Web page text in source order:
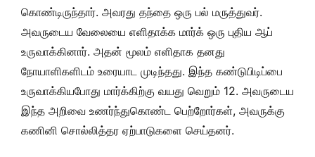
கொண்டிருந்தார். அவரது தந்தை ஒரு பல் மருத்துவர்.
அவருடைய வேலையை எளிதாக்க மார்க் ஒரு புதிய ஆப்
உருவாக்கினார். அதன் மூலம் எளிதாக தனது
நோயாளிகளிடம் உரையாட முடிந்தது. இந்த கண்டுபிடிப்பை
உருவாக்கியபோது மார்க்கிற்கு வயது வெறும் 12. அவருடைய
இந்த அறிவை உணர்ந்துகொண்ட பெற்றோர்கள், அவருக்கு
கணினி சொல்லித்தர ஏற்பாடுகளை செய்தனர்.